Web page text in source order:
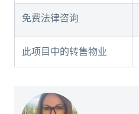
免费法律咨询
此项目中的转售物业